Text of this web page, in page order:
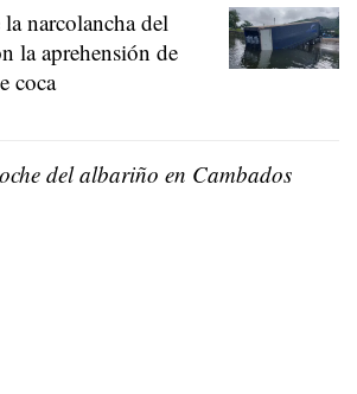
narcolancha del
la aprehensión de
coca
del albariño en Cambados